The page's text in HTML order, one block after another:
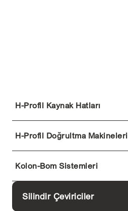
H-Profil Kaynak Hatları
H-Profil Doğrultma Makineleri
Kolon-Bom Sistemleri
Silindir Çeviriciler